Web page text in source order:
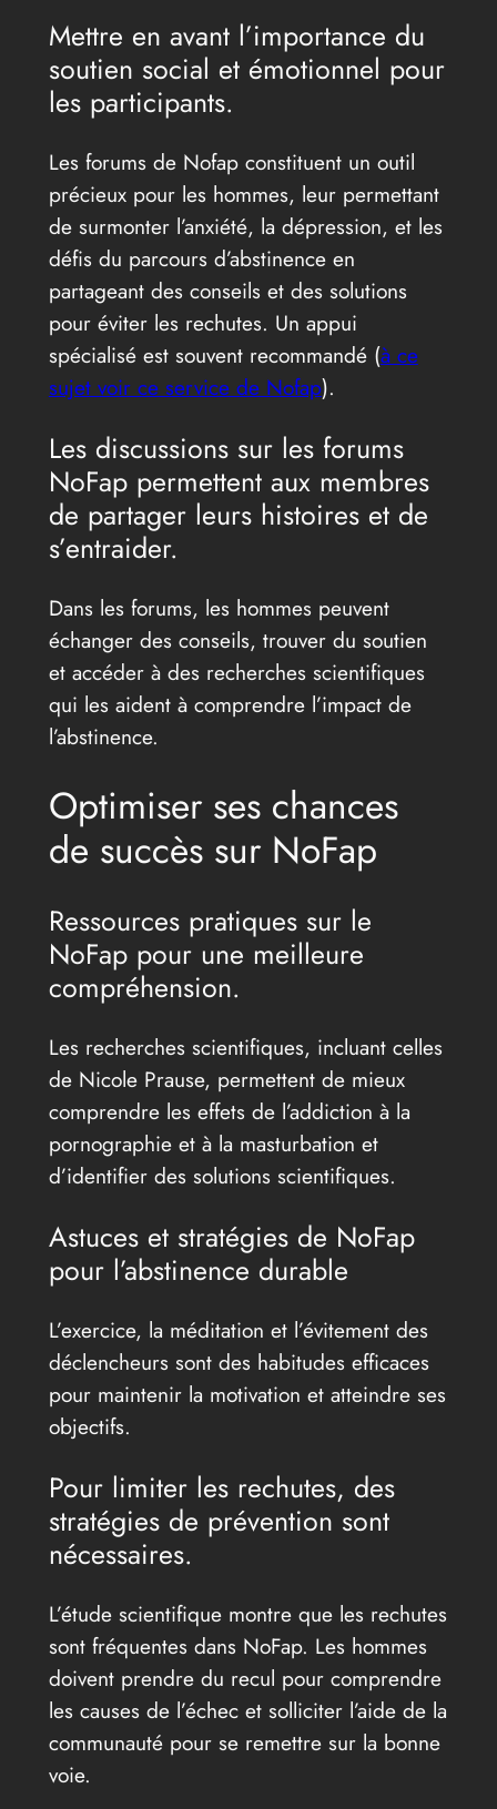
Mettre en avant l’importance du
soutien social et émotionnel pour
les participants.
Les forums de Nofap constituent un outil
précieux pour les hommes, leur permettant
de surmonter l’anxiété, la dépression, et les
défis du parcours d’abstinence en
partageant des conseils et des solutions
pour éviter les rechutes. Un appui
spécialisé est souvent recommandé (à ce
sujet voir ce service de Nofap).
Les discussions sur les forums
NoFap permettent aux membres
de partager leurs histoires et de
s’entraider.
Dans les forums, les hommes peuvent
échanger des conseils, trouver du soutien
et accéder à des recherches scientifiques
qui les aident à comprendre l’impact de
l’abstinence.
Optimiser ses chances
de succès sur NoFap
Ressources pratiques sur le
NoFap pour une meilleure
compréhension.
Les recherches scientifiques, incluant celles
de Nicole Prause, permettent de mieux
comprendre les effets de l’addiction à la
pornographie et à la masturbation et
d’identifier des solutions scientifiques.
Astuces et stratégies de NoFap
pour l’abstinence durable
L’exercice, la méditation et l’évitement des
déclencheurs sont des habitudes efficaces
pour maintenir la motivation et atteindre ses
objectifs.
Pour limiter les rechutes, des
stratégies de prévention sont
nécessaires.
L’étude scientifique montre que les rechutes
sont fréquentes dans NoFap. Les hommes
doivent prendre du recul pour comprendre
les causes de l’échec et solliciter l’aide de la
communauté pour se remettre sur la bonne
voie.